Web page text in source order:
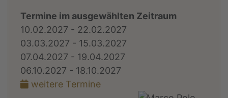
Termine im ausgewählten Zeitraum
10.02.2027 - 22.02.2027
03.03.2027 - 15.03.2027
07.04.2027 - 19.04.2027
06.10.2027 - 18.10.2027
weitere Termine